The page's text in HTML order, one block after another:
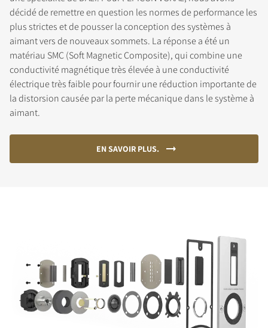
décidé de remettre en question les normes de performance les
plus strictes et de pousser la conception des systèmes à
aimant vers de nouveaux sommets. La réponse a été un
matériau SMC (Soft Magnetic Composite), qui combine une
conductivité magnétique très élevée à une conductivité
électrique très faible pour fournir une réduction importante de
la distorsion causée par la perte mécanique dans le système à
aimant.
EN SAVOIR PLUS.